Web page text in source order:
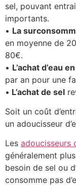
sel, pouvant
importants.
• La
en moyenne de
80€.
• L’achat d’eau
par an pour une
• L’achat de sel
Soit un coût
un adoucisseur
Les adoucisseurs
généralement
besoin de sel ou
consomme pas